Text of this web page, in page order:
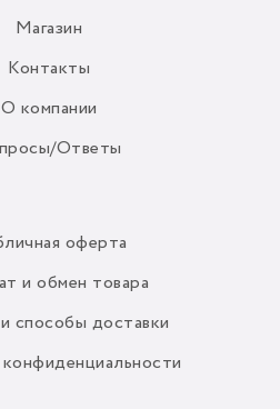
Магазин
Контакты
О компании
Ответы
оферта
и обмен товара
способы доставки
конфиденциальности